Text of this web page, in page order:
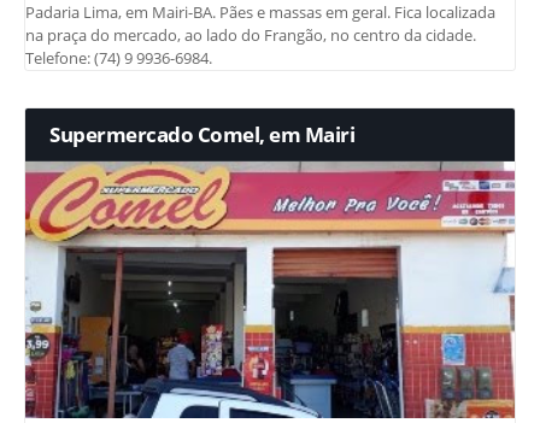
Padaria Lima, em Mairi-BA. Pães e massas em geral. Fica localizada
na praça do mercado, ao lado do Frangão, no centro da cidade.
Telefone: (74) 9 9936-6984.
Supermercado Comel, em Mairi